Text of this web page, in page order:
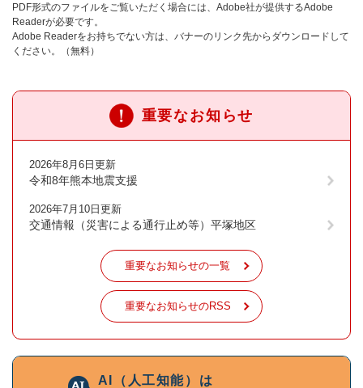
PDF形式のファイルをご覧いただく場合には、Adobe社が提供するAdobe
Readerが必要です。
Adobe Readerをお持ちでない方は、バナーのリンク先からダウンロードして
ください。（無料）
重要なお知らせ
2026年8月6日更新
令和8年熊本地震支援
2026年7月10日更新
交通情報（災害による通行止め等）平塚地区
重要なお知らせの一覧
重要なお知らせのRSS
AI（人工知能）は